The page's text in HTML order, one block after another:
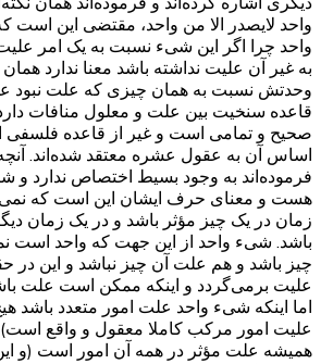
واحد لایصدر الا من واحد، مقتضی این است که
واحد چرا اگر این شیء نسبت به یک امر
به غیر آن علیت نداشته باشد معنا ندارد
وحدتش نسبت به همان چیزی که علت نبود
قاعده سنخیت بین علت و معلول منافات
صحیح و تمامی است و غیر از قاعده فلسفی
اساس آن به عقول عشره معتقد شده‌اند.
فرموده‌اند به وجود بسیط اختصاص ندارد
هست و معنای حرف ایشان این است که
زمان در یک چیز مؤثر باشد و در یک زمان
باشد. شیء واحد از این جهت که واحد است
چیز باشد و هم علت آن چیز نباشد و این در
علیت برمی‌گردد و اینکه ممکن است علت
اما اینکه شیء واحد علت امور متعدد باشد
علیت امور مرکب کاملا معقول و واقع
همیشه علت مؤثر در همه آن امور است (و